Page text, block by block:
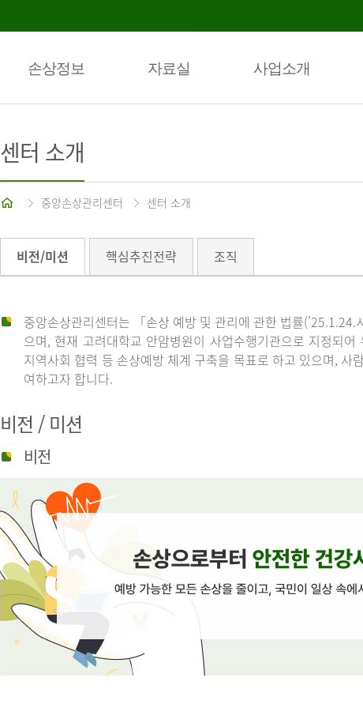
손상정보 자료실 사업소개
센터 소개
중앙손상관리센터 센터 소개
비전/미션 핵심추진전략 조직
중앙손상관리센터는 「손상 예방 및 관리에 관한 법률
으며, 현재 고려대학교 안암병원이 사업수행기관으로 지정되
지역사회 협력 등 손상예방 체계 구축을 목표로 하고 있으며,
여하고자 합니다.
비전 / 미션
비전